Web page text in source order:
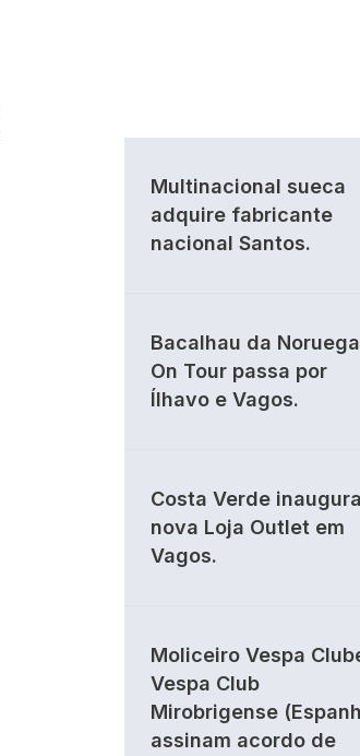
Multinacional sueca
adquire fabricante
nacional Santos.
Bacalhau da Noruega
On Tour passa por
Ílhavo e Vagos.
Costa Verde
nova Loja Outlet em
Vagos.
Moliceiro Vespa
Vespa Club
Mirobrigense
assinam acordo de